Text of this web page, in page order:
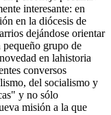
interesante: en
en la diócesis de
dejándose orientar
pequeño grupo de
en lahistoria
conversos
del socialismo y
y no sólo
misión a la que